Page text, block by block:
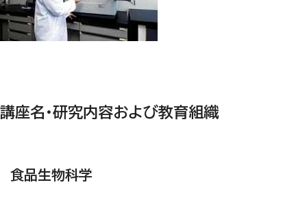
講座名・研究内容および教育組織
食品生物科学